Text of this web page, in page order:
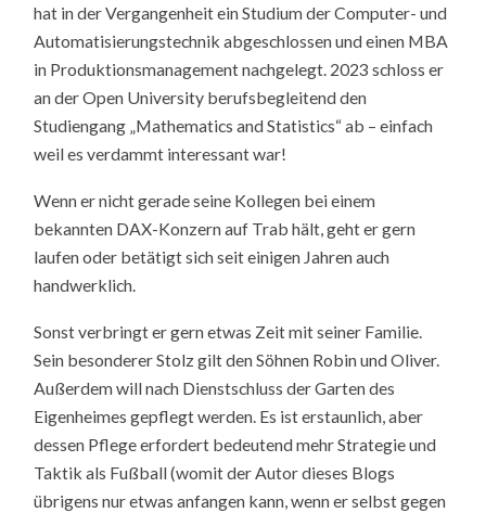
hat in der Vergangenheit ein Studium der Computer- und
Automatisierungstechnik abgeschlossen und einen MBA
in Produktionsmanagement nachgelegt. 2023 schloss er
an der Open University berufsbegleitend den
Studiengang „Mathematics and Statistics“ ab – einfach
weil es verdammt interessant war!
Wenn er nicht gerade seine Kollegen bei einem
bekannten DAX-Konzern auf Trab hält, geht er gern
laufen oder betätigt sich seit einigen Jahren auch
handwerklich.
Sonst verbringt er gern etwas Zeit mit seiner Familie.
Sein besonderer Stolz gilt den Söhnen Robin und Oliver.
Außerdem will nach Dienstschluss der Garten des
Eigenheimes gepflegt werden. Es ist erstaunlich, aber
dessen Pflege erfordert bedeutend mehr Strategie und
Taktik als Fußball (womit der Autor dieses Blogs
übrigens nur etwas anfangen kann, wenn er selbst gegen